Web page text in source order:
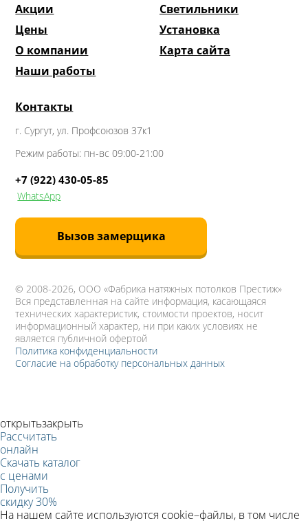
Акции
Цены
О компании
Наши работы
Светильники
Установка
Карта сайта
Контакты
г. Сургут,ул. Профсоюзов 37к1
Режим работы: пн-вс 09:00-21:00
+7 (922) 430-05-85
WhatsApp
Вызов замерщика
© 2008-2026, ООО «Фабрика натяжных потолков Престиж»
Вся представленная на сайте информация, касающаяся
технических характеристик, стоимости проектов, носит
информационный характер, ни при каких условиях не
является публичной офертой
Политика конфиденциальности
Согласие на обработку персональных данных
открытьзакрыть
Рассчитать
онлайн
Скачать каталог
с ценами
Получить
скидку 30%
На нашем сайте используются cookie–файлы, в том числе